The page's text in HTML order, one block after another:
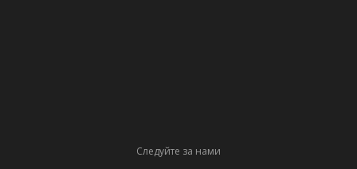
Следуйте за нами